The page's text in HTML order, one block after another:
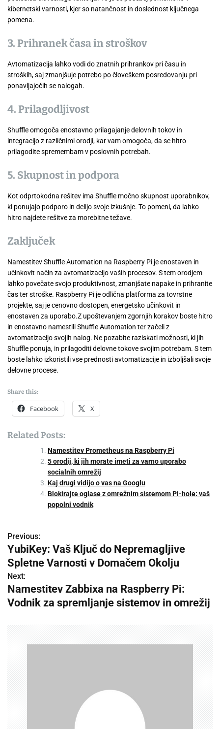
kibernetski varnosti, kjer so natančnost in doslednost ključnega
pomena.
3.Prihranek časa in stroškov
Avtomatizacija lahko vodi do znatnih prihrankov pri času in
stroških, saj zmanjšuje potrebo po človeškem posredovanju pri
ponavljajočih se nalogah.
4.Prilagodljivost
Shuffle omogoča enostavno prilagajanje delovnih tokov in
integracijo z različnimi orodji, kar vam omogoča, da se hitro
prilagodite spremembam v poslovnih potrebah.
5. Skupnost in podpora
Kot odprtokodna rešitev ima Shuffle močno skupnost uporabnikov,
ki ponujajo podporo in delijo svoje izkušnje. To pomeni, da lahko
hitro najdete rešitve za morebitne težave.
Zaključek
Namestitev Shuffle Automation na Raspberry Pi je enostaven in
učinkovit način za avtomatizacijo vaših procesov. S tem orodjem
lahko povečate svojo produktivnost, zmanjšate napake in prihranite
čas ter stroške. Raspberry Pi je odlična platforma za tovrstne
projekte, saj je cenovno dostopen, energetsko učinkovit in
enostaven za uporabo.Z upoštevanjem zgornjih korakov boste hitro
in enostavno namestili Shuffle Automation ter začeli z
avtomatizacijo svojih nalog. Ne pozabite raziskati možnosti, ki jih
Shuffle ponuja, in prilagoditi delovne tokove svojim potrebam. S tem
boste lahko izkoristili vse prednosti avtomatizacije in izboljšali svoje
delovne procese.
Share this:
Facebook X
Related Posts:
Namestitev Prometheus na Raspberry Pi
5 orodij, ki jih morate imeti za varno uporabo
socialnih omrežij
Kaj drugi vidijo o vas na Googlu
Blokirajte oglase z omrežnim sistemom Pi-hole: vaš
popolni vodnik
P
o
s
t
Previous:
YubiKey: Vaš Ključ do Nepremagljive
Spletne Varnosti v Domačem Okolju
Next:
Namestitev Zabbixa na Raspberry Pi:
Vodnik za spremljanje sistemov in omrežij